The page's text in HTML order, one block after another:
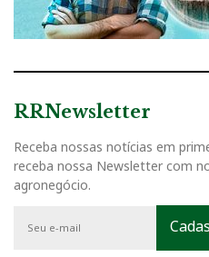
RRNewsletter
Receba nossas notícias em
receba nossa Newsletter com
agronegócio.